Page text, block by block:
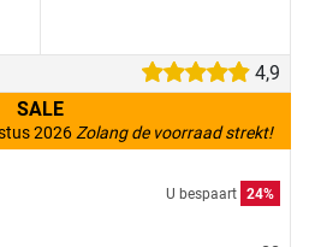
4,9
SALE
2026Zolang de voorraad strekt!
U bespaart 24%